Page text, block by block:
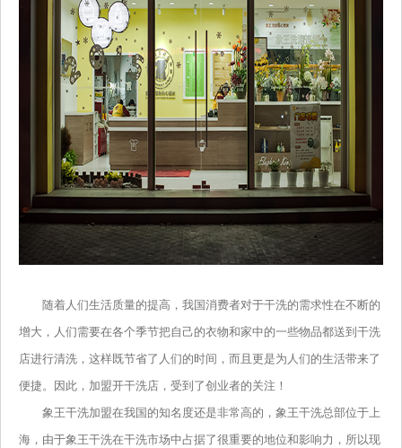
随着人们生活质量的提高，我国消费者对于干洗的需求性在不断的
增大，人们需要在各个季节把自己的衣物和家中的一些物品都送到干洗
店进行清洗，这样既节省了人们的时间，而且更是为人们的生活带来了
便捷。因此，加盟开干洗店，受到了创业者的关注！
象王干洗加盟在我国的知名度还是非常高的，象王干洗总部位于上
海，由于象王干洗在干洗市场中占据了很重要的地位和影响力，所以现